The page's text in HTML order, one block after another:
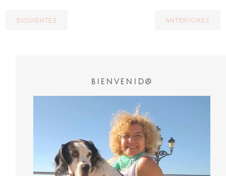
SIGUIENTES ANTERIORES
BIENVENID@